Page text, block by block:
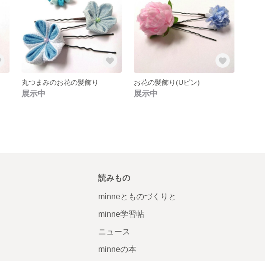
丸つまみのお花の髪飾り
展示中
お花の髪飾り(Uピン)
展示中
読みもの
minneとものづくりと
minne学習帖
ニュース
minneの本